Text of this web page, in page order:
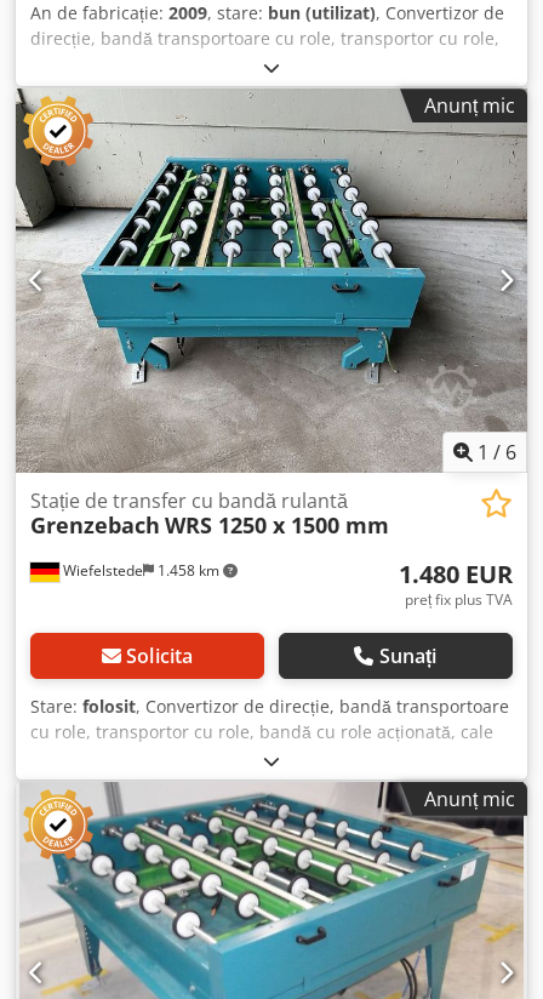
An de fabricație: 2009, stare: bun (utilizat), Convertizor de
direcție, bandă transportoare cu role, transportor cu role,
bandă transportoare cu role acționată, linie cu role,
transportor cu role cu dispozitiv de tragere - Execuție:
robustă Djdpfx Aob H Ak Iehbjkr - Acționare: electrică -
Motor de acționare bandă cu role: 0,37 kW 71 rpm - Motor
de acționare bandă transportoare: 0,37 kW 88 rpm - Lățime
role: 1440 mm - Lungime de transport: 1400 mm - Transfer
bandă transportoare: 1400 mm - Ridicare pneumatică -
Diametru rolă: 105 mm - Role: cauciucate - Diametru ax: 25
mm - Înălțime de transport: 2150 mm reglabilă - Acționare:
prin curea dințată - Dimensiuni: 1600/1750/H2150 mm -
Greutate: 500 kg
Anunț mic
1 / 6
Wiefelstede 1.458 km
Stație de transfer cu bandă rulantă
Grenzebach WRS 1250 x 1500 mm
1.480 EUR
preț fix plus TVA
Solicita Sunați
Stare: folosit, Convertizor de direcție, bandă transportoare
cu role, transportor cu role, bandă cu role acționată, cale
cu role, transportor cu role cu extragere, stație de transfer
- Producător: Grenzebach, stație de transfer tip bandă cu
role WRS - Motor de acționare bandă cu role: 0,18 kW 88
rpm - Motor de acționare curea transportoare: 0,37 kW 71
rpm - Dimensiune intermediară: 1500 mm - Lungime de
transport: 1250 mm - Distanță între axe: 250 mm - Distanță
între role: 250 mm - Role: cauciucate - Ridicare:
pneumatică - Lungime bandă transportoare cu curea: 1400
mm / distanță curea 500 mm - Dimensiuni de transport:
1700/1500/H700 mm - Greutate: 397 kg Dkodpfxstlzg Es
Anunț mic